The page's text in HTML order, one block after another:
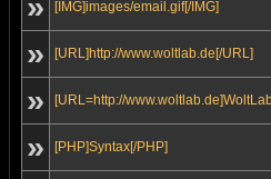
[IMG]images/email.gif[/IMG]
» [URL]http://www.woltlab.de[/URL]
» [URL=http://
» [PHP]Syntax[/PHP]